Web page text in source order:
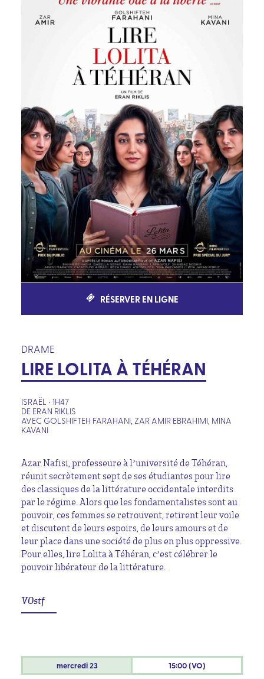
RÉSERVER EN LIGNE
DRAME
LIRE LOLITA À TÉHÉRAN
ISRAËL • 1H47
DE ERAN RIKLIS
AVEC GOLSHIFTEH FARAHANI, ZAR AMIR EBRAHIMI, MINA
KAVANI
Azar Nafisi, professeure à l’université de Téhéran,
réunit secrètement sept de ses étudiantes pour lire
des classiques de la littérature occidentale interdits
par le régime. Alors que les fondamentalistes sont au
pouvoir, ces femmes se retrouvent, retirent leur voile
et discutent de leurs espoirs, de leurs amours et de
leur place dans une société de plus en plus oppressive.
Pour elles, lire Lolita à Téhéran, c’est célébrer le
pouvoir libérateur de la littérature.
VOstf
mercredi23 15:00 (VO)